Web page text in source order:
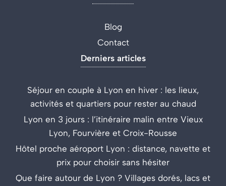
Blog
Contact
Derniers articles
Séjour en couple à Lyon en hiver : les lieux,
activités et quartiers pour rester au chaud
Lyon en 3 jours : l’itinéraire malin entre Vieux
Lyon, Fourvière et Croix-Rousse
Hôtel proche aéroport Lyon : distance, navette et
prix pour choisir sans hésiter
Que faire autour de Lyon ? Villages dorés, lacs et